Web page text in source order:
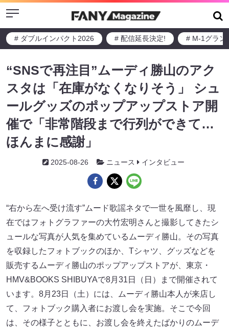
Menu
# ダブルインパクト2026 # 配信延長決定! # M-1グラン
“SNSで再注目”ムーディ勝山のアク
スタは「在庫がなくなりそう」 シュ
ールグッズのポップアップストア開
催で「非常階段まで行列ができて…
ほんまに感謝」
2025-08-26 ニュース インタビュー
“右から左へ受け流す”ムード歌謡ネタで一世を風靡し、現
在ではフォトグラファーの大竹宏明さんと撮影してきたシ
ュールな写真が人気を集めているムーディ勝山。その写真
を収録したフォトブックのほか、Tシャツ、グッズなどを
販売するムーディ勝山のポップアップストアが、東京・
HMV&BOOKS SHIBUYAで8月31日（日）まで開催されて
います。8月23日（土）には、ムーディ勝山本人が来店し
て、フォトブック購入者にお渡し会を実施。そこで今回
は、その様子とともに、お渡し会を終えたばかりのムーデ